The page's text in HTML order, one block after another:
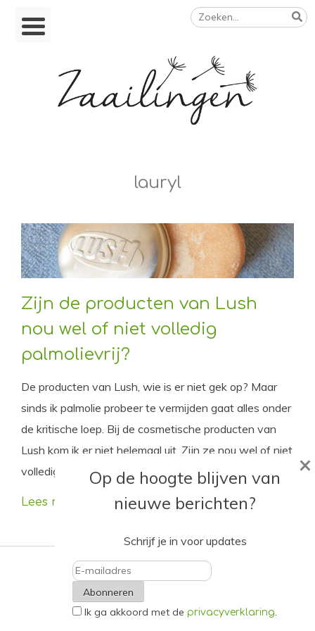
Skip
Zoeken
naar:
lauryl
Zijn de producten van Lush
nou wel of niet volledig
palmolievrij?
De producten van Lush, wie is er niet gek op? Maar
sinds ik palmolie probeer te vermijden gaat alles onder
de kritische loep. Bij de cosmetische producten van
Lush kom ik er niet helemaal uit. Zijn ze nou wel of niet
volledig palmolievrij?
Lees meer
Op de hoogte blijven van
nieuwe berichten?
Schrijf je in voor updates
E-
mailadres
Ik ga akkoord met de privacyverklaring.
×